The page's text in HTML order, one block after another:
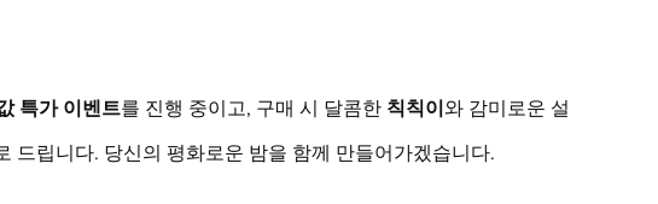
특가 이벤트를 진행 중이고, 구매 시 달콤한 칙칙이 와 감미로운 설
드립니다. 당신의 평화로운 밤을 함께 만들어가겠습니다.